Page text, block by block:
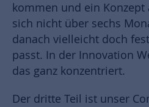
kommen und ein Konzept
sich nicht über sechs
danach vielleicht doch
passt. In der Innovation
das ganz konzentriert.
Der dritte Teil ist unser